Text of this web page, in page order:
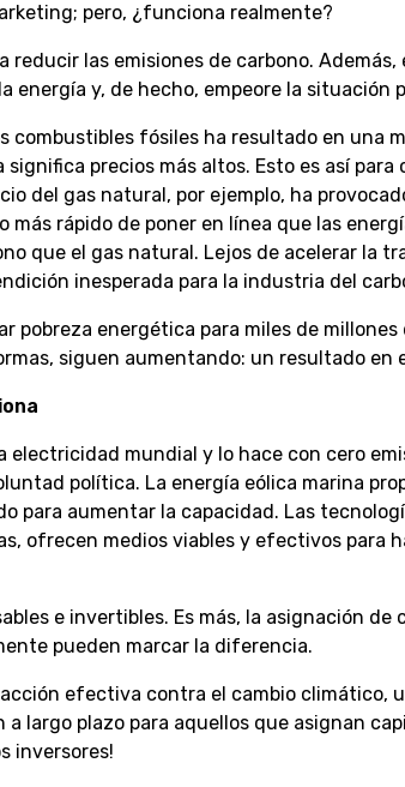
pero, ¿funciona realmente?
las emisiones de carbono. Además,
energía y, de hecho, empeore la situación
combustibles fósiles ha resultado en una
precios más altos. Esto es así
del gas natural, por ejemplo, ha
rápido de poner en línea que las
que el gas natural. Lejos de acelerar la
inesperada para la industria del
pobreza energética para miles de millones
siguen aumentando: un resultado en
mundial y lo hace con cero
política. La energía eólica marina
para aumentar la capacidad. Las
ofrecen medios viables y efectivos para
e invertibles. Es más, la asignación de
pueden marcar la diferencia.
efectiva contra el cambio climático,
largo plazo para aquellos que asignan
inversores!